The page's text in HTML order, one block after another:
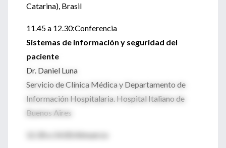
Catarina), Brasil
11.45 a 12.30:Conferencia
Sistemas de información y seguridad del
paciente
Dr. Daniel Luna
Servicio de Clínica Médica y Departamento de
Información Hospitalaria. Hospital Italiano de
Buenos Aires
12.30 a 14.00:Almuerzo